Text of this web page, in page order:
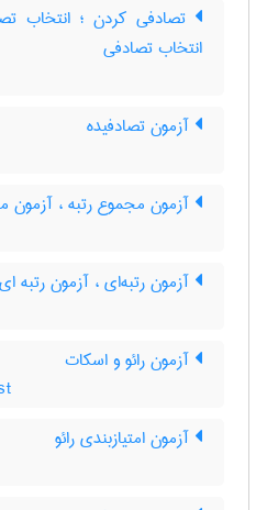
تصادفی کردن ؛ انتخاب
انتخاب تصادفی
آزمون تصادفیده
آزمون مجموع رتبه ، آزمون
آزمون رتبه‌ای ، آزمون رتبه ای
آزمون رائو و اسکات
آزمون امتیازبندی رائو